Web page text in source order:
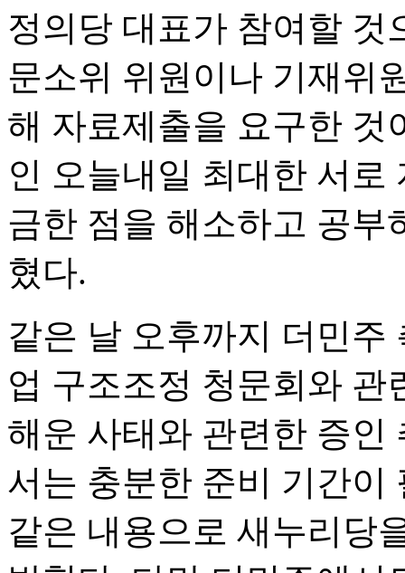
정의당 대표가 참여할 것
문소위 위원이나 기재위
해 자료제출을 요구한 것
인 오늘내일 최대한 서
금한 점을 해소하고 공
혔다.
같은 날 오후까지 더민주
업 구조조정 청문회와 관
해운 사태와 관련한 증인
서는 충분한 준비 기간
같은 내용으로 새누리당